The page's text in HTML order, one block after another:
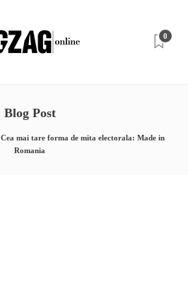
0
Blog Post
Cea mai tare forma de mita electorala: Made in
Romania